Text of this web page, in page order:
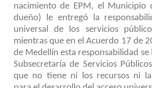
nacimiento de EPM, el Municipio
dueño) le entregó la
universal de los servicios
mientras que en el Acuerdo 17 de
de Medellín esta responsabilidad se
Subsecretaría de Servicios
que no tiene ni los recursos ni